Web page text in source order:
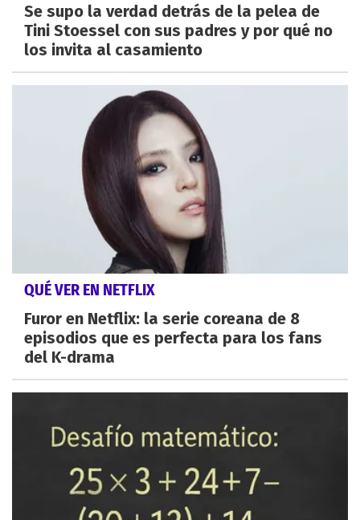
Se supo la verdad detrás de la pelea de
Tini Stoessel con sus padres y por qué no
los invita al casamiento
QUÉ VER EN NETFLIX
Furor en Netflix: la serie coreana de 8
episodios que es perfecta para los fans
del K-drama